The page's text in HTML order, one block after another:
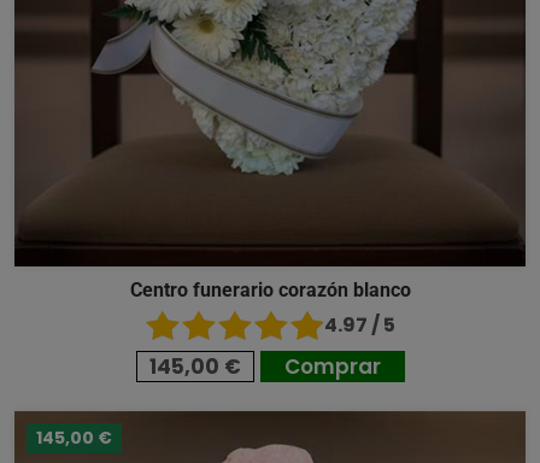
Centro funerario corazón blanco
4.97 / 5
145,00 € Comprar
145,00 €